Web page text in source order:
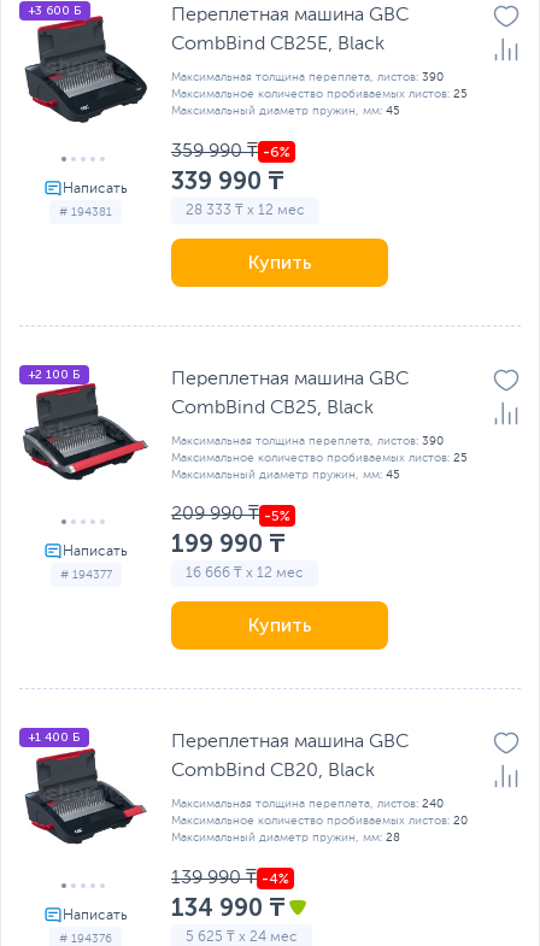
# 194381
+3 600 Б
Переплетная машина GBC
CombBind CB25E, Black
Максимальная толщина переплета, листов: 390
Максимальное количество пробиваемых листов: 25
Максимальный диаметр пружин, мм: 45
359 990 ₸
339 990 ₸
28 333 ₸ x 12 мес
Купить
# 194377
+2 100 Б
Переплетная машина GBC
CombBind CB25, Black
Максимальная толщина переплета, листов: 390
Максимальное количество пробиваемых листов: 25
Максимальный диаметр пружин, мм: 45
209 990 ₸
199 990 ₸
16 666 ₸ x 12 мес
Купить
# 194376
+1 400 Б
Переплетная машина GBC
CombBind CB20, Black
Максимальная толщина переплета, листов: 240
Максимальное количество пробиваемых листов: 20
Максимальный диаметр пружин, мм: 28
139 990 ₸
134 990 ₸
5 625 ₸ x 24 мес